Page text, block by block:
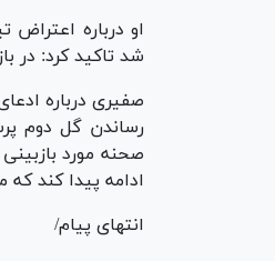
او درباره
شد تاکید کرد: در
صفیری درباره
رساندن گل دوم
صحنه مورد
ادامه پیدا کند
انتهای پیام/